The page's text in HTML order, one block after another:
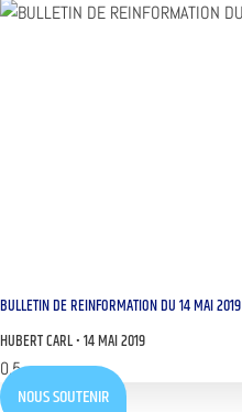
BULLETIN DE REINFORMATION DU 14 MAI 2019
HUBERT CARL 14 MAI 2019
NOUS SOUTENIR